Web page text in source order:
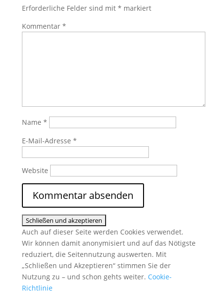
Erforderliche Felder sind mit * markiert
Kommentar *
Name *
E-Mail-Adresse *
Website
Auch auf dieser Seite werden Cookies verwendet.
Wir können damit anonymisiert und auf das Nötigste
reduziert, die Seitennutzung auswerten. Mit
„Schließen und Akzeptieren“ stimmen Sie der
Nutzung zu – und schon gehts weiter. Cookie-
Richtlinie